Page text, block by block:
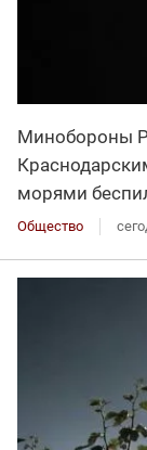
Минобороны
морями
Общество